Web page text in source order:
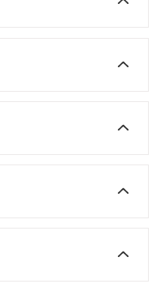
室
室
教室
教室